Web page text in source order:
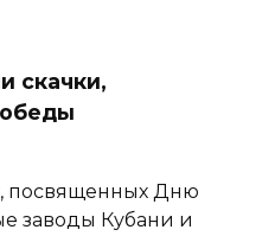
скачки,
посвященных Дню
заводы Кубани и